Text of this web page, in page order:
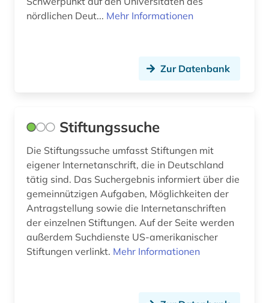
klein- und mittelbetrieb (1)
kominternarchiv (1)
konstrukteur (1)
kulturanthropologie (1)
kulturelle einrichtung (1)
kulturverband (1)
kulturvergleich (1)
nördlichen Deut... Mehr Informationen
Zur Datenbank
Stiftungssuche
Die Stiftungssuche umfasst Stiftungen mit
eigener Internetanschrift, die in Deutschland
tätig sind. Das Suchergebnis informiert über die
gemeinnützigen Aufgaben, Möglichkeiten der
Antragstellung sowie die Internetanschriften
der einzelnen Stiftungen. Auf der Seite werden
außerdem Suchdienste US-amerikanischer
Stiftungen verlinkt. Mehr Informationen